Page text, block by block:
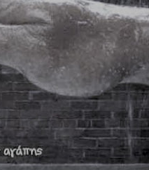
25 Μαΐ 2026
15 Μαΐ 2026
2 Μαΐ 2026